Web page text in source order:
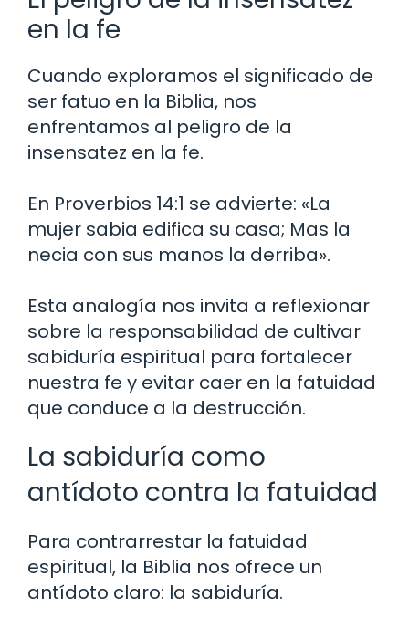
en la fe
Cuando exploramos el significado de
ser fatuo en la Biblia, nos
enfrentamos al peligro de la
insensatez en la fe.
En Proverbios 14:1 se advierte: «La
mujer sabia edifica su casa; Mas la
necia con sus manos la derriba».
Esta analogía nos invita a reflexionar
sobre la responsabilidad de cultivar
sabiduría espiritual para fortalecer
nuestra fe y evitar caer en la fatuidad
que conduce a la destrucción.
La sabiduría como
antídoto contra la fatuidad
Para contrarrestar la fatuidad
espiritual, la Biblia nos ofrece un
antídoto claro: la sabiduría.